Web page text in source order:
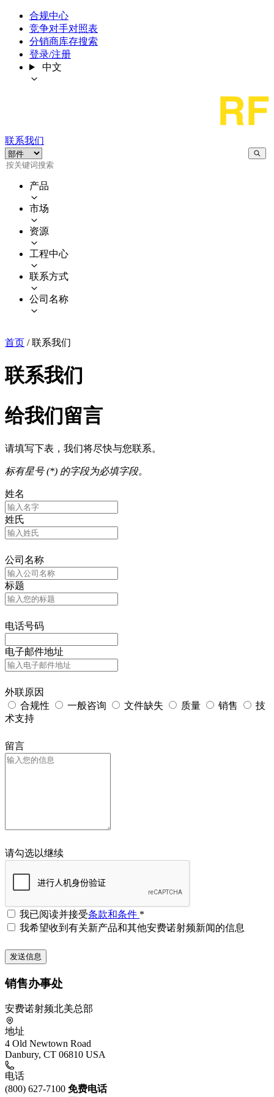
合规中心
竞争对手对照表
分销商库存搜索
登录/注册
中文
联系我们
产品
市场
资源
工程中心
联系方式
公司名称
首页 / 联系我们
联系我们
给我们留言
请填写下表，我们将尽快与您联系。
标有星号 (*) 的字段为必填字段。
姓名
姓氏
公司名称
标题
电话号码
电子邮件地址
外联原因
合规性
一般咨询 文件缺失 质量 销售
技
术支持
留言
请勾选以继续
我已阅读并接受条款和条件 *
我希望收到有关新产品和其他安费诺射频新闻的信息
销售办事处
安费诺射频北美总部
地址
4 Old Newtown Road
Danbury, CT 06810 USA
电话
(800) 627-7100 免费电话